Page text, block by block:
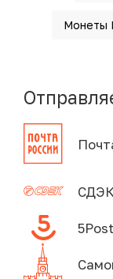
Монеты
СДЭК
5Post